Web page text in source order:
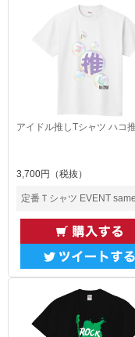
アイドル推しTシャツ ハコ
3,700円（税抜）
定番Ｔシャツ EVENT same